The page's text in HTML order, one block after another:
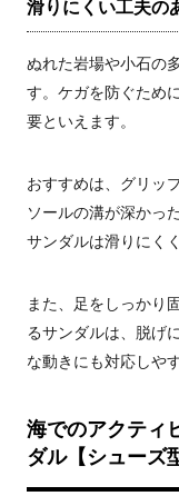
滑りにくい工夫の
ぬれた岩場や小石の
す。ケガを防ぐため
要といえます。
おすすめは、グリッ
ソールの溝が深かっ
サンダルは滑りにく
また、足をしっかり
るサンダルは、脱げ
な動きにも対応しや
海でのアクティ
ダル【シューズ